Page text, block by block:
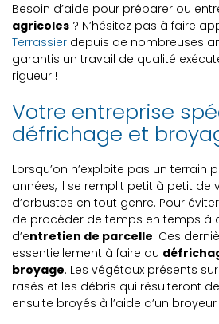
Besoin d’aide pour préparer ou
agricoles ? N’hésitez pas à faire
Terrassier depuis de nombreuses
garantis un travail de qualité
rigueur !
Votre entreprise
défrichage et
Lorsqu’on n’exploite pas un terrain
années, il se remplit petit à petit de
d’arbustes en tout genre. Pour
de procéder de temps en temps à
d’entretien de parcelle. Ces
essentiellement à faire du
broyage. Les végétaux présents
rasés et les débris qui résulteront
ensuite broyés à l’aide d’un